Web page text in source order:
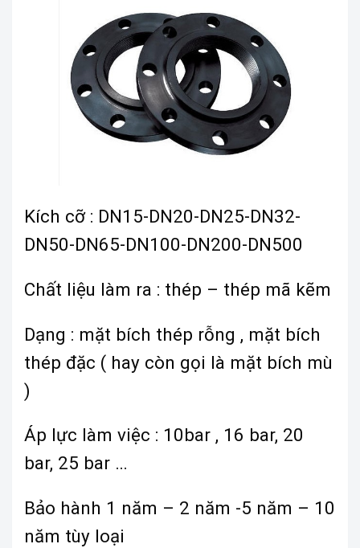
Kích cỡ : DN15-DN20-DN25-DN32-
DN50-DN65-DN100-DN200-DN500
Chất liệu làm ra : thép – thép mã kẽm
Dạng : mặt bích thép rỗng , mặt bích
thép đặc ( hay còn gọi là mặt bích mù
)
Áp lực làm việc : 10bar , 16 bar, 20
bar, 25 bar …
Bảo hành 1 năm – 2 năm -5 năm – 10
năm tùy loại